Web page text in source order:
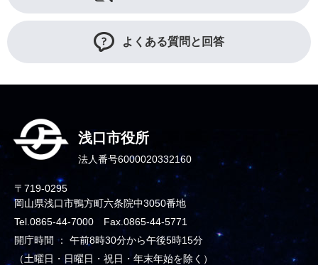
よくある質問と回答
浅口市役所
法人番号6000020332160
〒719-0295
岡山県浅口市鴨方町六条院中3050番地
Tel.0865-44-7000 Fax.0865-44-5771
開庁時間 ： 午前8時30分から午後5時15分
（土曜日・日曜日・祝日・年末年始を除く）